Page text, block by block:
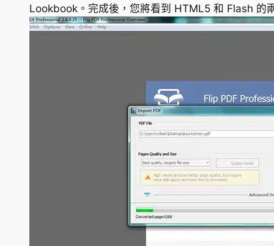
Lookbook。完成後，您將看到 HTML5 和 Flash 的